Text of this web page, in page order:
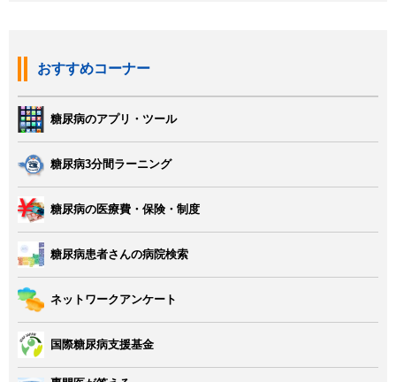
おすすめコーナー
糖尿病のアプリ・ツール
糖尿病3分間ラーニング
糖尿病の医療費・保険・制度
糖尿病患者さんの病院検索
ネットワークアンケート
国際糖尿病支援基金